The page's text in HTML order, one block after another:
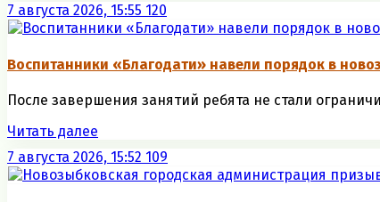
7 августа 2026, 15:55 120
Воспитанники «Благодати» навели порядок в
После завершения занятий ребята не стали
Читать далее
7 августа 2026, 15:52 109